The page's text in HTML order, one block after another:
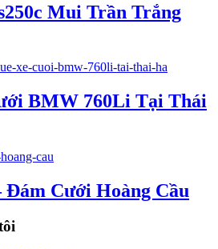
Mui Trần Trắng
BMW 760Li Tại Thái
Đám Cưới Hoàng Cầu